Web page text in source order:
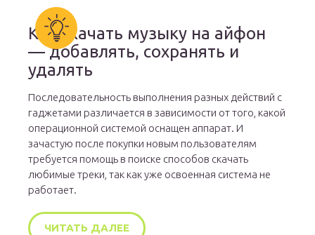
Как скачать музыку на айфон
— добавлять, сохранять и
удалять
Последовательность выполнения разных действий с
гаджетами различается в зависимости от того, какой
операционной системой оснащен аппарат. И
зачастую после покупки новым пользователям
требуется помощь в поиске способов скачать
любимые треки, так как уже освоенная система не
работает.
ЧИТАТЬ ДАЛЕЕ